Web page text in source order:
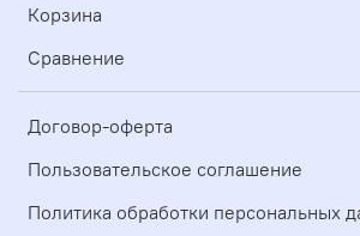
Корзина
Сравнение
Договор-оферта
Пользовательское соглашение
Политика обработки персональных